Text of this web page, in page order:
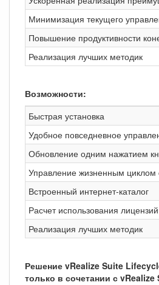
Минимизация текущего
Повышение продуктивности
Реализация лучших методик
Возможности:
Быстрая установка
Удобное повседневное
Обновление одним нажатием
Управление жизненным циклом
Встроенный интернет-каталог
Расчет использования лицензий
Реализация лучших методик
Решение vRealize Suite
только в сочетании с